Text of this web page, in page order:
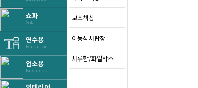
쇼파
Sofa
연수용
Education
업소용
Business
보조책상
이동식서랍장
서류함/화일박스